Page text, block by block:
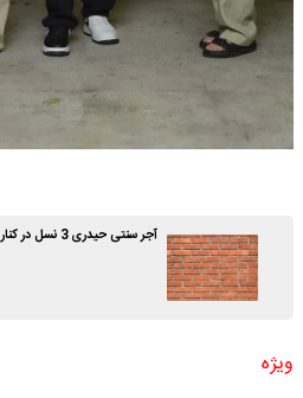
آجر سنتی حیدری 3 نسل در کنار ایرانیان
ویژه